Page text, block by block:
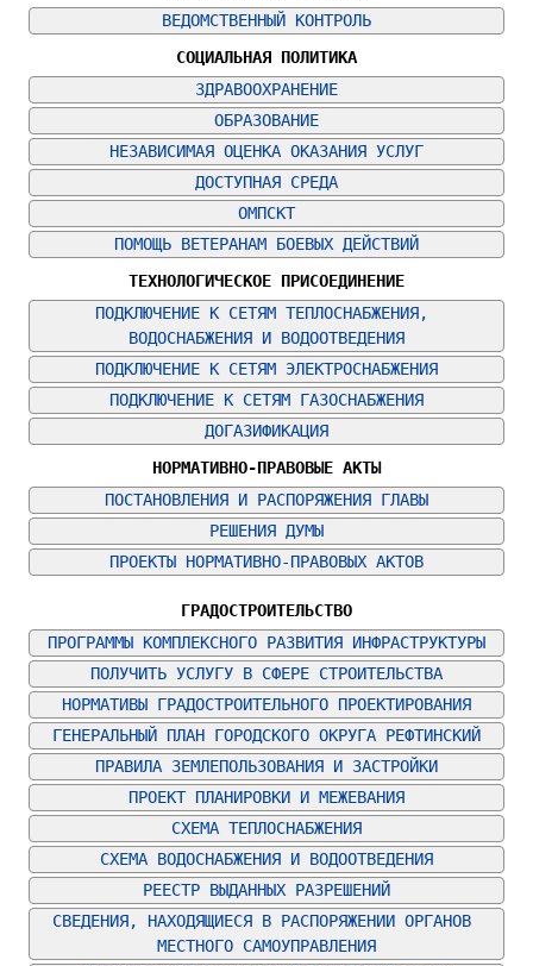
ВЕДОМСТВЕННЫЙ КОНТРОЛЬ
СОЦИАЛЬНАЯ ПОЛИТИКА
ЗДРАВООХРАНЕНИЕ
ОБРАЗОВАНИЕ
НЕЗАВИСИМАЯ ОЦЕНКА ОКАЗАНИЯ УСЛУГ
ДОСТУПНАЯ СРЕДА
ОМПСКТ
ПОМОЩЬ ВЕТЕРАНАМ БОЕВЫХ ДЕЙСТВИЙ
ТЕХНОЛОГИЧЕСКОЕ ПРИСОЕДИНЕНИЕ
ПОДКЛЮЧЕНИЕ К СЕТЯМ ТЕПЛОСНАБЖЕНИЯ,
ВОДОСНАБЖЕНИЯ И ВОДООТВЕДЕНИЯ
ПОДКЛЮЧЕНИЕ К СЕТЯМ ЭЛЕКТРОСНАБЖЕНИЯ
ПОДКЛЮЧЕНИЕ К СЕТЯМ ГАЗОСНАБЖЕНИЯ
ДОГАЗИФИКАЦИЯ
НОРМАТИВНО-ПРАВОВЫЕ АКТЫ
ПОСТАНОВЛЕНИЯ И РАСПОРЯЖЕНИЯ ГЛАВЫ
РЕШЕНИЯ ДУМЫ
ПРОЕКТЫ НОРМАТИВНО-ПРАВОВЫХ АКТОВ
ГРАДОСТРОИТЕЛЬСТВО
ПРОГРАММЫ КОМПЛЕКСНОГО РАЗВИТИЯ ИНФРАСТРУКТУРЫ
ПОЛУЧИТЬ УСЛУГУ В СФЕРЕ СТРОИТЕЛЬСТВА
НОРМАТИВЫ ГРАДОСТРОИТЕЛЬНОГО ПРОЕКТИРОВАНИЯ
ГЕНЕРАЛЬНЫЙ ПЛАН ГОРОДСКОГО ОКРУГА РЕФТИНСКИЙ
ПРАВИЛА ЗЕМЛЕПОЛЬЗОВАНИЯ И ЗАСТРОЙКИ
ПРОЕКТ ПЛАНИРОВКИ И МЕЖЕВАНИЯ
СХЕМА ТЕПЛОСНАБЖЕНИЯ
СХЕМА ВОДОСНАБЖЕНИЯ И ВОДООТВЕДЕНИЯ
РЕЕСТР ВЫДАННЫХ РАЗРЕШЕНИЙ
СВЕДЕНИЯ, НАХОДЯЩИЕСЯ В РАСПОРЯЖЕНИИ ОРГАНОВ
МЕСТНОГО САМОУПРАВЛЕНИЯ